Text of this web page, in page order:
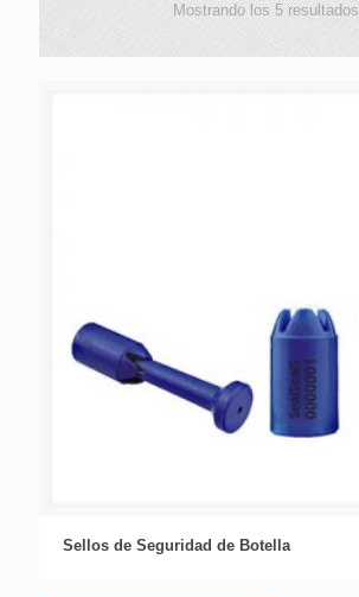
Mostrando los 5 resultados
Sellos de Seguridad de Botella